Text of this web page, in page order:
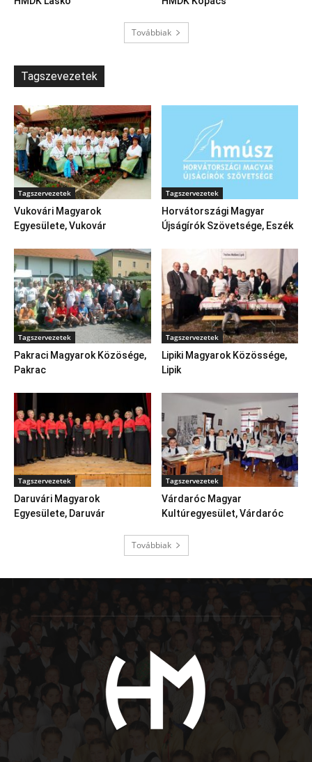
Továbbiak
Tagszevezetek
Tagszervezetek
Vukovári Magyarok
Egyesülete, Vukovár
Tagszervezetek
Horvátországi Magyar
Újságírók Szövetsége, Eszék
Tagszervezetek
Pakraci Magyarok Közösége,
Pakrac
Tagszervezetek
Lipiki Magyarok Közössége,
Lipik
Tagszervezetek
Daruvári Magyarok
Egyesülete, Daruvár
Tagszervezetek
Várdaróc Magyar
Kultúregyesület, Várdaróc
Továbbiak